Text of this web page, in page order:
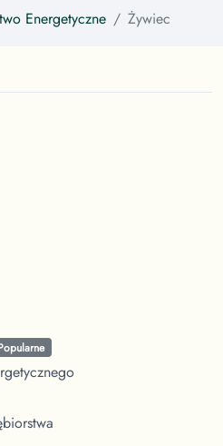
Energetyczne Żywiec